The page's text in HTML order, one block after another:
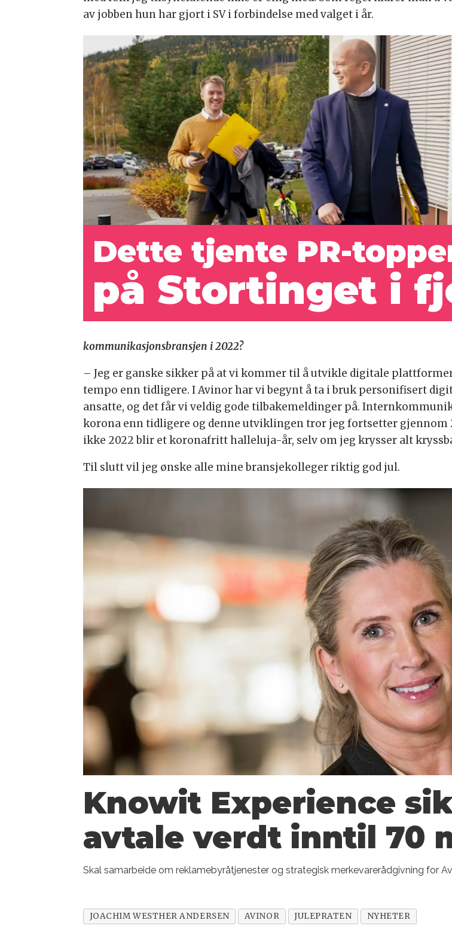
av jobben hun har gjort i SV i forbindelse med valget i år.
Dette tjente PR-
på Stortinget i
kommunikasjonsbransjen i 2022?
– Jeg er ganske sikker på at vi kommer til å utvikle digitale
tempo enn tidligere. I Avinor har vi begynt å ta i bruk personifisert
ansatte, og det får vi veldig gode tilbakemeldinger på.
korona enn tidligere og denne utviklingen tror jeg fortsetter gjennom
ikke 2022 blir et koronafritt halleluja-år, selv om jeg krysser alt
Til slutt vil jeg ønske alle mine bransjekolleger riktig god jul.
Knowit Experience
avtale verdt inntil 70
Skal samarbeide om reklamebyråtjenester og strategisk merkevarerådgivning for
JOACHIM WESTHER ANDERSEN AVINOR JULEPRATEN NYHETER